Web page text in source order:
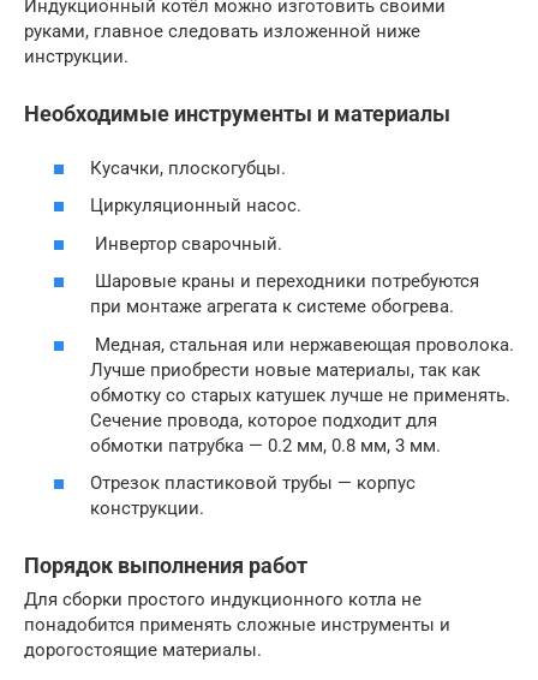
Индукционный котёл можно изготовить своими
руками, главное следовать изложенной ниже
инструкции.
Необходимые инструменты и материалы
Кусачки, плоскогубцы.
Циркуляционный насос.
Инвертор сварочный.
Шаровые краны и переходники потребуются
при монтаже агрегата к системе обогрева.
Медная, стальная или нержавеющая проволока.
Лучше приобрести новые материалы, так как
обмотку со старых катушек лучше не применять.
Сечение провода, которое подходит для
обмотки патрубка — 0.2 мм, 0.8 мм, 3 мм.
Отрезок пластиковой трубы — корпус
конструкции.
Порядок выполнения работ
Для сборки простого индукционного котла не
понадобится применять сложные инструменты и
дорогостоящие материалы.